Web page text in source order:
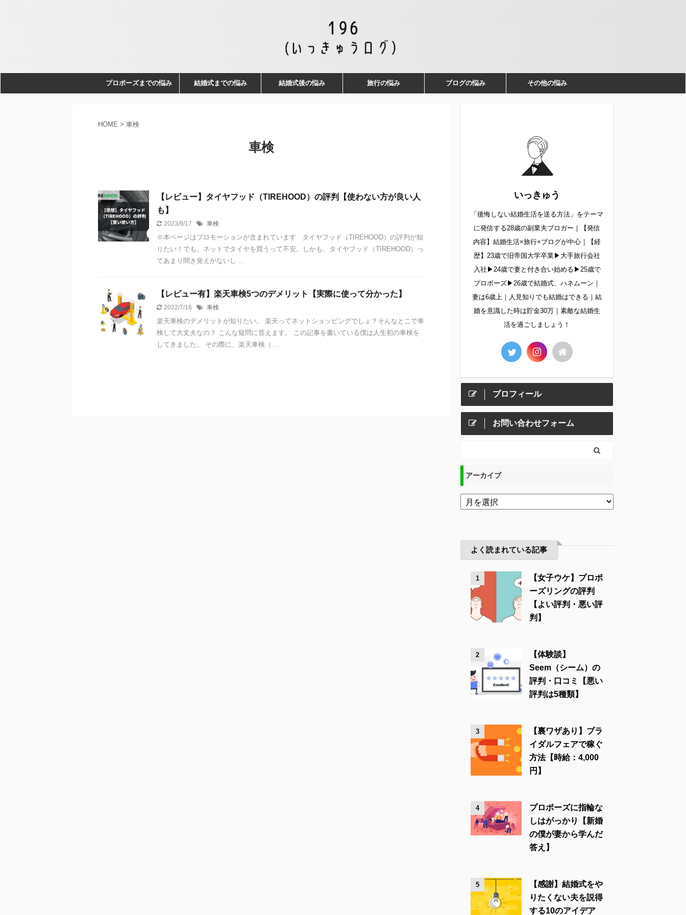
プロポーズまでの悩み 結婚式までの悩み 結婚式後の悩み 旅行の悩み ブログの悩み その他の悩み
HOME > 車検
車検
【レビュー】タイヤフッド（TIREHOOD）の評判【使わない方が良い人
も】
2023/9/17 車検
※本ページはプロモーションが含まれています タイヤフッド（TIREHOOD）の評判が知
りたい！でも、ネットでタイヤを買うって不安。しかも、タイヤフッド（TIREHOOD）っ
てあまり聞き覚えがないし ...
【レビュー有】楽天車検5つのデメリット【実際に使って分かった】
2022/7/16 車検
楽天車検のデメリットが知りたい。 楽天ってネットショッピングでしょ？そんなとこで車
検して大丈夫なの？ こんな疑問に答えます。 この記事を書いている僕は人生初の車検を
してきました。 その際に、楽天車検（ ...
いっきゅう
「後悔しない結婚生活を送る方法」をテーマ
に発信する28歳の副業夫ブロガー｜【発信
内容】結婚生活×旅行×ブログが中心｜【経
歴】23歳で旧帝国大学卒業▶︎大手旅行会社
入社▶︎24歳で妻と付き合い始める▶︎25歳で
プロポーズ▶︎26歳で結婚式、ハネムーン｜
妻は6歳上｜人見知りでも結婚はできる｜結
婚を意識した時は貯金30万｜素敵な結婚生
活を過ごしましょう！
プロフィール
お問い合わせフォーム
アーカイブ
よく読まれている記事
1
【女子ウケ】プロポ
ーズリングの評判
【よい評判・悪い評
判】
2
【体験談】
Seem（シーム）の
評判・口コミ【悪い
評判は5種類】
3
【裏ワザあり】ブラ
イダルフェアで稼ぐ
方法【時給：4,000
円】
4
プロポーズに指輪な
しはがっかり【新婚
の僕が妻から学んだ
答え】
5
【感謝】結婚式をや
りたくない夫を説得
する10のアイデア